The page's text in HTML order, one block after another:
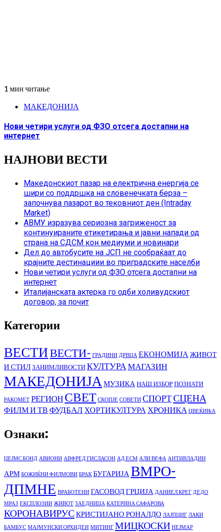
1 мин читање
МАКЕДОНИЈА
Нови четири услуги од ФЗО отсега достапни на
интернет
НАЈНОВИ ВЕСТИ
Македонскиот пазар на електрична енергија се
шири со поддршка на словенечката берза –
започнува пазарот во тековниот ден (Intraday
Market)
АВМУ изразува сериозна загриженост за
континуираните етикетирања и јавни напади од
страна на СДСМ кон медиуми и новинари
Дел до автобусите на ЈСП не сообраќаат до
крајните дестинациии во приградските населби
Нови четири услуги од ФЗО отсега достапни на
интернет
Италијанската актерка го одби холивудскиот
договор, за почит
Категории
ВЕСТИВЕСТИ- ГРАДИНИ ДРВЦА ЕКОНОМИЈА ЖИВОТ
И СТИЛЗАНИМЛИВОСТИКУЛТУРА МАГАЗИН
МАКЕДОНИЈА МУЗИКА НАШ ИЗБОРПОЗНАТИ
РАКОМЕТ РЕГИОНСВЕТ СКОПЈЕ СОВЕТИ СПОРТСЦЕНА
ФИЛМ И ТВ ФУДБАЛ ХОРТИКУЛТУРА ХРОНИКА ЦВЕЌИЊА
Ознаки:
ЏЕЈМС БОНД АВИОНИ АВФРЕД ГИСЛАСОН АД ЕСМ АЛИ ВЕФА АНТИВЛАДИН
АРМ БОЖИЌНИ ФИЛМОВИ БРАК БУГАРИЈА ВМРО-
ДПМНЕ ВРАБОТЕНИ ГАСОВОДГРЦИЈА ДАНИЕЛ КРЕГ ДЕДО
МРАЗ ЕКСПЛОЗИИ ЖИВОТ ЗАЕДНИЦА КАТЕРИНА САФАРОВА
КОРОНАВИРУСКРИСТИЈАНО РОНАЛДО ЛАЈПЦИГ ЛАКИ
БАМБУС МАЈМУНСКИ ОРХИДЕИ МИТИНГ МИЦКОСКИ НЕЈМАР